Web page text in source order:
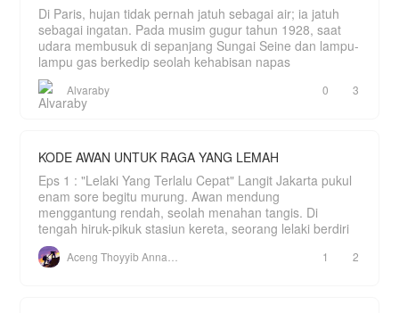
Di Paris, hujan tidak pernah jatuh sebagai air; ia jatuh
sebagai ingatan. Pada musim gugur tahun 1928, saat
udara membusuk di sepanjang Sungai Seine dan lampu-
lampu gas berkedip seolah kehabisan napas
Alvaraby 0 3
KODE AWAN UNTUK RAGA YANG LEMAH
Eps 1 : "Lelaki Yang Terlalu Cepat" Langit Jakarta pukul
enam sore begitu murung. Awan mendung
menggantung rendah, seolah menahan tangis. Di
tengah hiruk-pikuk stasiun kereta, seorang lelaki berdiri
1 2